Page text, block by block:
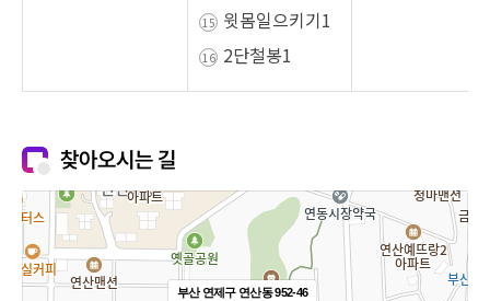
윗몸일으키기1
2단철봉1
찾아오시는 길
부산 연제구 연산동 952-46